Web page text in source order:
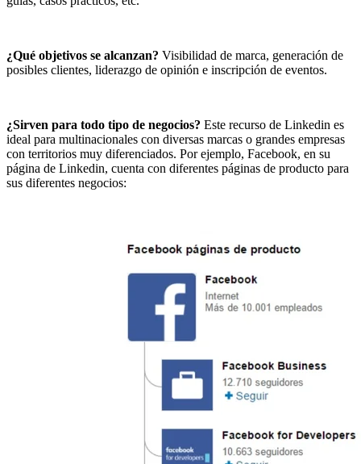
¿Qué objetivos se alcanzan? Visibilidad de marca, generación de
posibles clientes, liderazgo de opinión e inscripción de eventos.
¿Sirven para todo tipo de negocios? Este recurso de Linkedin es
ideal para multinacionales con diversas marcas o grandes empresas
con territorios muy diferenciados. Por ejemplo, Facebook, en su
página de Linkedin, cuenta con diferentes páginas de producto para
sus diferentes negocios: